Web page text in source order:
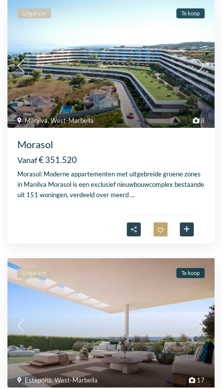
8
Manilva,West-Marbella
Uitgelicht Te koop
Morasol
Vanaf€ 351.520
Morasol: Moderne appartementen met uitgebreide groene zones
in Manilva Morasol is een exclusief nieuwbouwcomplex bestaande
uit 151 woningen, verdeeld over meerd...
17
Estepona,West-Marbella
Uitgelicht Te koop